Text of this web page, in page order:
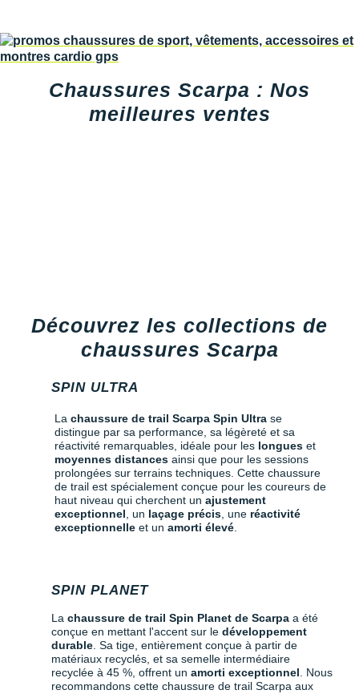
Chaussures Scarpa : Nos
meilleures ventes
Découvrez les collections de
chaussures Scarpa
SPIN ULTRA
La chaussure de trail Scarpa Spin Ultra se
distingue par sa performance, sa légèreté et sa
réactivité remarquables, idéale pour les longues et
moyennes distances ainsi que pour les sessions
prolongées sur terrains techniques. Cette chaussure
de trail est spécialement conçue pour les coureurs de
haut niveau qui cherchent un ajustement
exceptionnel , un laçage précis , une réactivité
exceptionnelle et un amorti élevé
SPIN PLANET
La chaussure de trail Spin Planet de Scarpa a été
conçue en mettant l'accent sur le développement
durable . Sa tige, entièrement conçue à partir de
matériaux recyclés, et sa semelle intermédiaire
recyclée à 45 %, offrent un amorti exceptionnel . Nous
recommandons cette chaussure de trail Scarpa aux